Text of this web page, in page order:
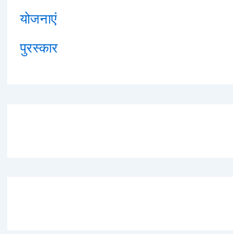
योजनाएं
पुरस्कार